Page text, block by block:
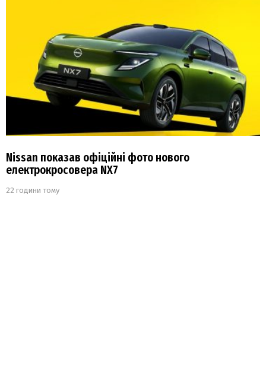
Nissan показав офіційні фото нового
електрокросовера NX7
22 години тому